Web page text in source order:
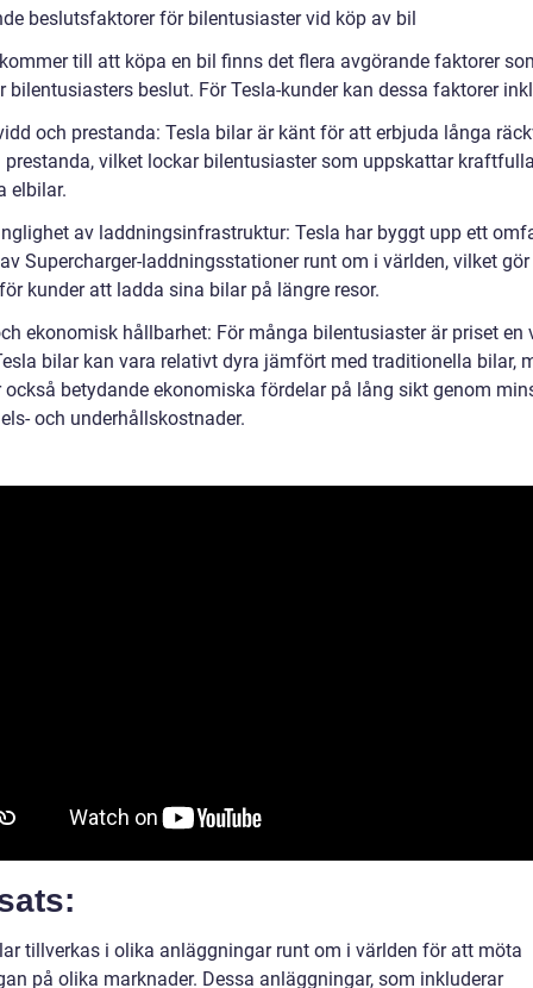
beslutsfaktorer för bilentusiaster vid köp av bil
till att köpa en bil finns det flera avgörande faktorer
bilentusiasters beslut. För Tesla-kunder kan dessa faktorer
och prestanda: Tesla bilar är känt för att erbjuda långa
prestanda, vilket lockar bilentusiaster som uppskattar
elbilar.
av laddningsinfrastruktur: Tesla har byggt upp ett
Supercharger-laddningsstationer runt om i världen, vilket
kunder att ladda sina bilar på längre resor.
ekonomisk hållbarhet: För många bilentusiaster är priset en
bilar kan vara relativt dyra jämfört med traditionella bilar,
också betydande ekonomiska fördelar på lång sikt genom
och underhållskostnader.
tillverkas i olika anläggningar runt om i världen för att möta
på olika marknader. Dessa anläggningar, som inkluderar